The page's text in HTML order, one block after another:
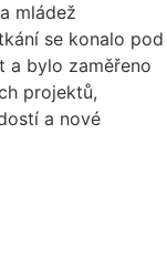
mládež
se konalo pod
a bylo zaměřeno
projektů,
a nové